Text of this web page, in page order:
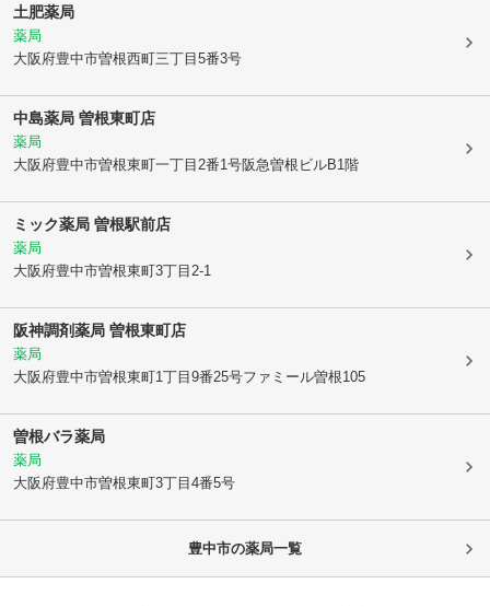
土肥薬局
薬局
大阪府豊中市曽根西町三丁目5番3号
中島薬局 曽根東町店
薬局
大阪府豊中市曽根東町一丁目2番1号阪急曽根ビルB1階
ミック薬局 曽根駅前店
薬局
大阪府豊中市曽根東町3丁目2-1
阪神調剤薬局 曽根東町店
薬局
大阪府豊中市曽根東町1丁目9番25号ファミール曽根105
曽根バラ薬局
薬局
大阪府豊中市曽根東町3丁目4番5号
豊中市の薬局一覧